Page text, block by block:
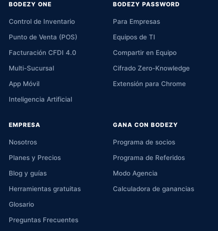
BODEZY ONE
Control de Inventario
Punto de Venta (POS)
Facturación CFDI 4.0
Multi-Sucursal
App Móvil
Inteligencia Artificial
BODEZY PASSWORD
Para Empresas
Equipos de TI
Compartir en Equipo
Cifrado Zero-Knowledge
Extensión para Chrome
EMPRESA
Nosotros
Planes y Precios
Blog y guías
Herramientas gratuitas
Glosario
Preguntas Frecuentes
GANA CON BODEZY
Programa de socios
Programa de Referidos
Modo Agencia
Calculadora de ganancias